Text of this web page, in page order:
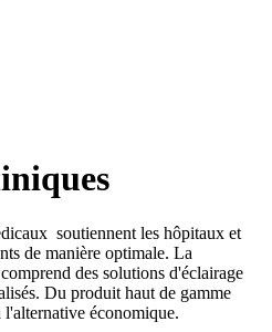
soutiennent les hôpitaux et
de manière optimale. La
des solutions d'éclairage
Du produit haut de gamme
l'alternative économique.